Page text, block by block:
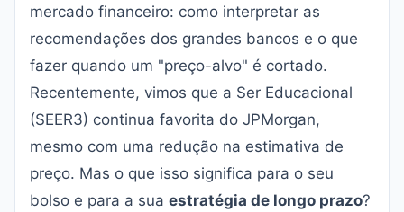
mercado financeiro: como interpretar as
recomendações dos grandes bancos e o que
fazer quando um "preço-alvo" é cortado.
Recentemente, vimos que a Ser Educacional
(SEER3) continua favorita do JPMorgan,
mesmo com uma redução na estimativa de
preço. Mas o que isso significa para o seu
bolso e para a sua estratégia de longo prazo?